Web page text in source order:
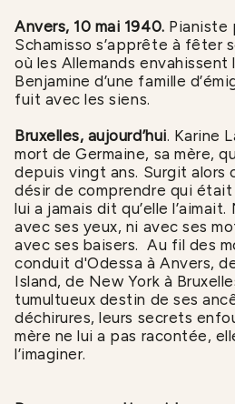
Anvers, 10 mai 1940. Pianiste
Schamisso s’apprête à fêter
où les Allemands envahissent
Benjamine d’une famille
fuit avec les siens.
Bruxelles, aujourd’hui. Karine
mort de Germaine, sa mère,
depuis vingt ans. Surgit alors
désir de comprendre qui
lui a jamais dit qu’elle
avec ses yeux, ni avec ses
avec ses baisers. Au fil des
conduit d'Odessa à Anvers,
Island, de New York à
tumultueux destin de ses
déchirures, leurs secrets
mère ne lui a pas racontée,
l’imaginer.